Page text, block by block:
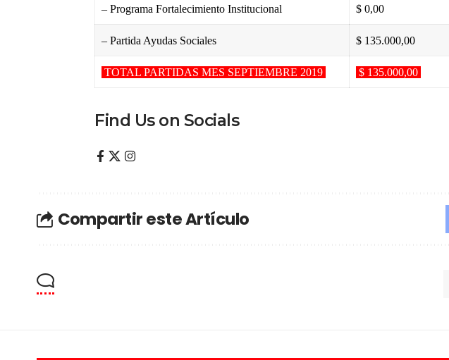
– Programa Fortalecimiento Institucional $ 0,00
– Partida Ayudas Sociales $ 135.000,00
TOTAL PARTIDAS MES SEPTIEMBRE 2019 $ 135.000,00
Find Us on Socials
Compartir este Artículo